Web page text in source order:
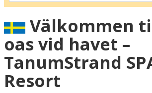
Välkommen
oas vid havet –
TanumStrand
Resort